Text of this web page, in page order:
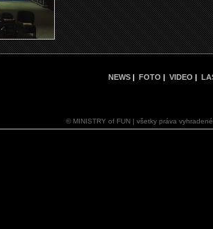
NEWS | FOTO | VIDEO |
© MINISTRY of FUN | všetky práva